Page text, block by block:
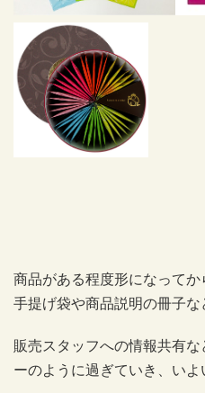
商品がある程度形になって
手提げ袋や商品説明の冊子
販売スタッフへの情報共有
ーのように過ぎていき、いよ